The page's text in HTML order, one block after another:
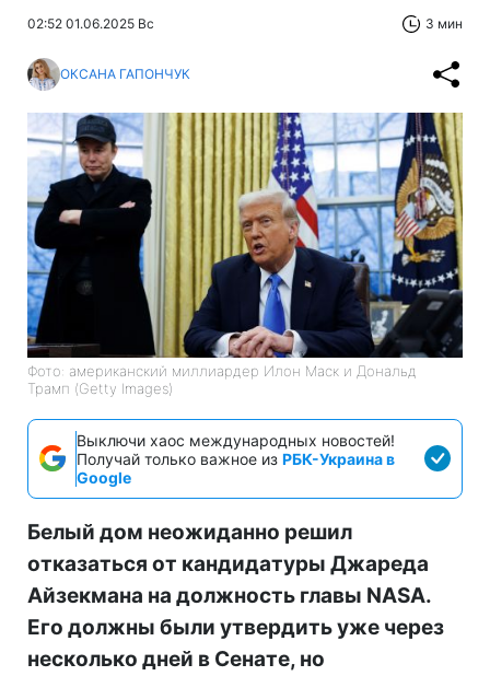
02:52 01.06.2025 Вс 3 мин
ОКСАНА ГАПОНЧУК
Фото: американский миллиардер Илон Маск и Дональд
Трамп (Getty Images)
Выключи хаос международных новостей!
Получай только важное из РБК-Украина в
Google
Белый дом неожиданно решил
отказаться от кандидатуры Джареда
Айзекмана на должность главы NASA.
Его должны были утвердить уже через
несколько дней в Сенате, но